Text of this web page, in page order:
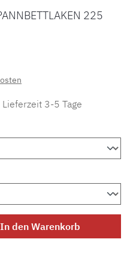
225
3-5 Tage
gewünschten
In den Warenkorb